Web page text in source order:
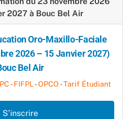
2027 à Bouc Bel Air
Oro-Maxillo-Faciale
2026 – 15 Janvier 2027)
Bel Air
-FIFPL-OPCO -Tarif Étudiant
S’inscrire